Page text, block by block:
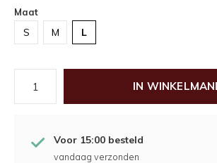
Maat
S M L
IN
Voor 15:00 besteld
vandaag verzonden